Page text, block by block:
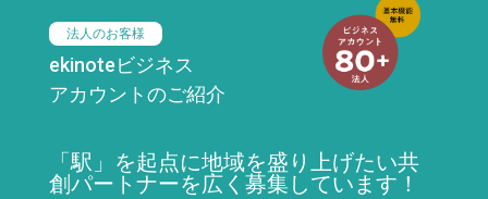
法人のお客様
ekinoteビジネス
アカウントのご紹介
「駅」を起点に地域を盛り上げたい共
創パートナーを広く募集しています！